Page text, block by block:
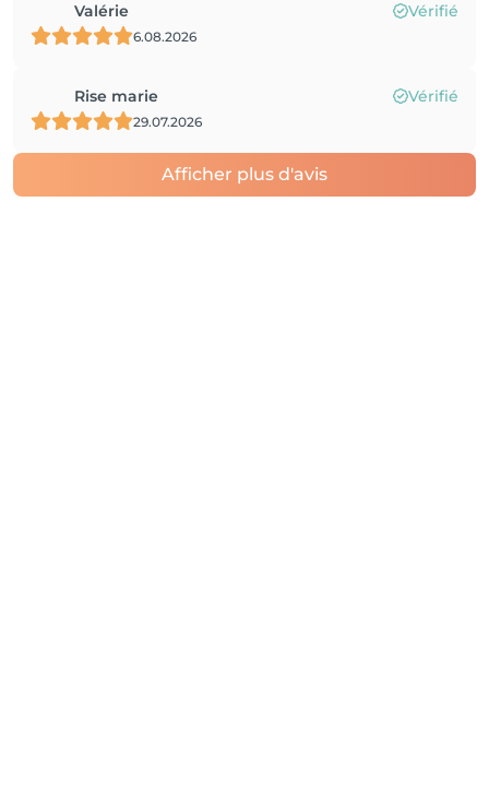
Valérie Vérifié
6.08.2026
Rise marie Vérifié
29.07.2026
Afficher plus d'avis